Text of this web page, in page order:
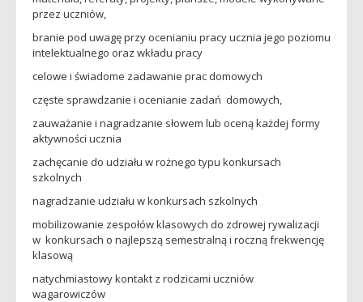
przez uczniów,
branie pod uwagę przy ocenianiu pracy ucznia jego poziomu
intelektualnego oraz wkładu pracy
celowe i świadome zadawanie prac domowych
częste sprawdzanie i ocenianie zadań domowych,
zauważanie i nagradzanie słowem lub oceną każdej formy
aktywności ucznia
zachęcanie do udziału w rożnego typu konkursach
szkolnych
nagradzanie udziału w konkursach szkolnych
mobilizowanie zespołów klasowych do zdrowej rywalizacji
w konkursach o najlepszą semestralną i roczną frekwencję
klasową
natychmiastowy kontakt z rodzicami uczniów
wagarowiczów